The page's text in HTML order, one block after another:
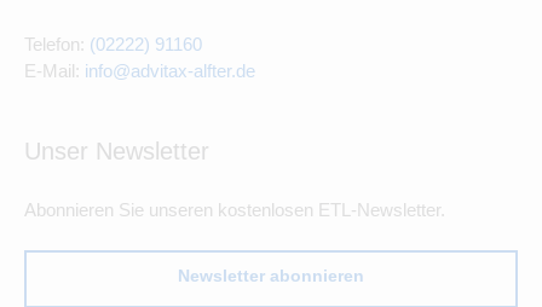
Telefon: (02222) 91160
E-Mail: info@advitax-alfter.de
Unser Newsletter
Abonnieren Sie unseren kostenlosen ETL-Newsletter.
Newsletter abonnieren